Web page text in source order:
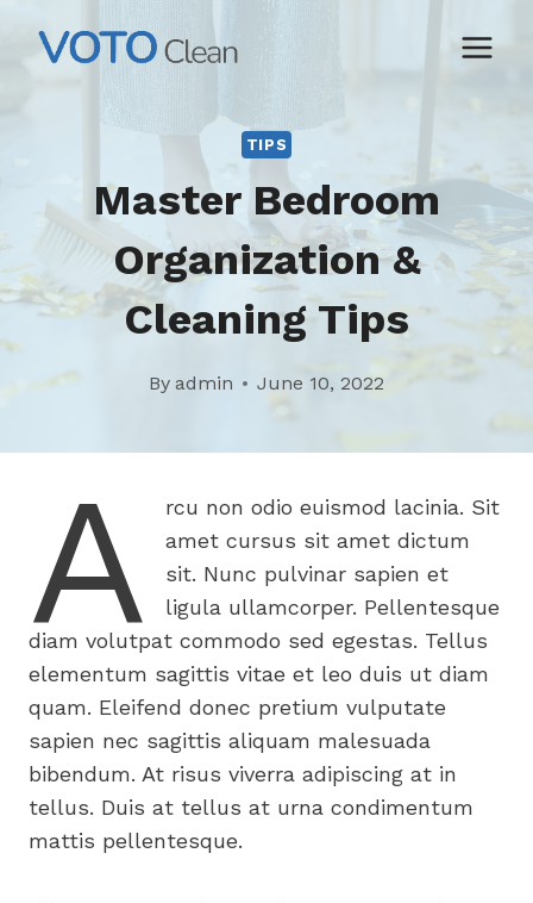
TIPS
Master Bedroom
Organization &
Cleaning Tips
By admin June 10, 2022
A
rcu non odio euismod lacinia. Sit
amet cursus sit amet dictum
sit. Nunc pulvinar sapien et
ligula ullamcorper. Pellentesque
diam volutpat commodo sed egestas. Tellus
elementum sagittis vitae et leo duis ut diam
quam. Eleifend donec pretium vulputate
sapien nec sagittis aliquam malesuada
bibendum. At risus viverra adipiscing at in
tellus. Duis at tellus at urna condimentum
mattis pellentesque.